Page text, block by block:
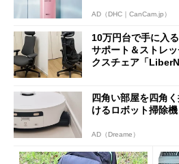
AD（DHC｜CanCam.jp）
10万円台で手に入
サポート＆ストレ
クスチェア「
四角い部屋を四角
けるロボット掃除機
AD（Dreame）